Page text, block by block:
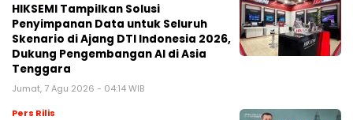
HIKSEMI Tampilkan Solusi
Penyimpanan Data untuk Seluruh
Skenario di Ajang DTI Indonesia 2026,
Dukung Pengembangan AI di Asia
Tenggara
Jumat, 7 Agu 2026 - 04:14 WIB
Pers Rilis